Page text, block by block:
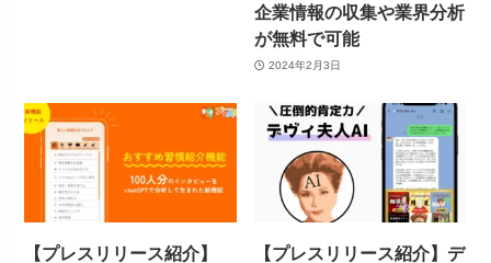
企業情報の収集や業界分析
が無料で可能
2024年2月3日
【プレスリリース紹介】
【プレスリリース紹介】デ